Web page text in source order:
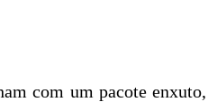
com um pacote